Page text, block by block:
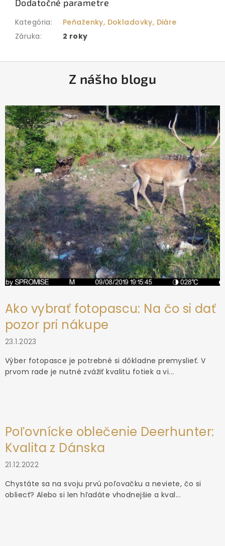
Dodatočné parametre
Kategória:
Peňaženky, Dokladovky, Diáre
Záruka: 2 roky
ä
e
Z nášho blogu
Ako vybrať fotopascu: Na čo si dať
pozor pri nákupe
23.1.2023
Výber fotopasce je potrebné si dôkladne premyslieť. V
prvom rade je nutné zvážiť kvalitu fotiek a vi...
Poľovnícke oblečenie Deerhunter:
Kvalita z Dánska
21.12.2022
Chystáte sa na svoju prvú poľovačku a neviete, čo si
obliecť? Alebo si len hľadáte vhodnejšie a kval...